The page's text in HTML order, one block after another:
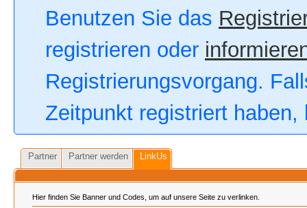
Benutzen Sie das
registrieren oder
Registrierungsvorgang.
Zeitpunkt registriert
Partner Partner werden LinkUs
Hier finden Sie Banner und Codes, um auf unsere Seite zu verlinken.